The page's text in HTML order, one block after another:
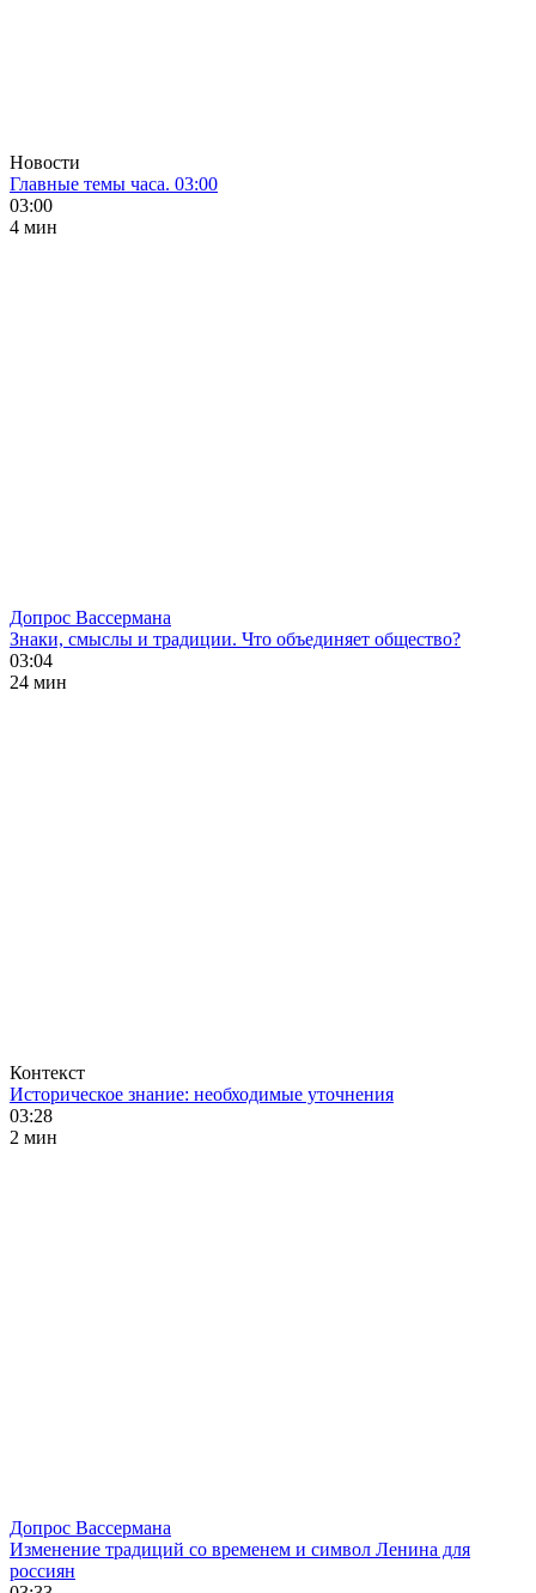
Новости
Главные темы часа. 03:00
03:00
4 мин
Допрос Вассермана
Знаки, смыслы и традиции. Что объединяет общество?
03:04
24 мин
Контекст
Историческое знание: необходимые уточнения
03:28
2 мин
Допрос Вассермана
Изменение традиций со временем и символ Ленина для
россиян